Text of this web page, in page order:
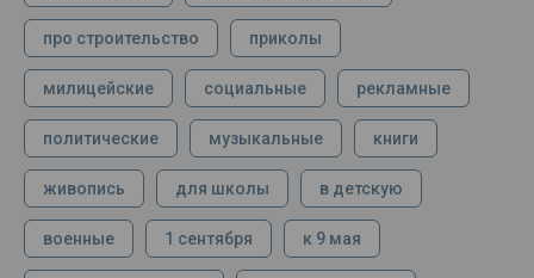
про строительство приколы
милицейские социальные рекламные
политические музыкальные книги
живопись для школы в детскую
военные 1 сентября к 9 мая